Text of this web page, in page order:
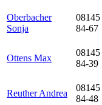
Oberbacher
Sonja
08145
84-67
Ottens Max
08145
84-39
Reuther Andrea
08145
84-48